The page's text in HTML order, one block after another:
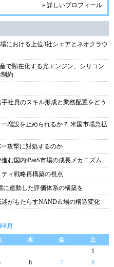
» 詳しいプロフィール
における上位3社シェアとネオクラウ
で顕在化する光エンジン、シリコン
約
社員のスキル形成と業務配置をどう
増設を止められるか？ 米国市場急拡
攻撃に対処するのか
む国内iPaaS市場の成長メカニズム
ィ戦略再構築の視点
連動した評価体系の構築を
がもたらすNAND市場の構造変化
8月
木 金
土
1
6 7
8